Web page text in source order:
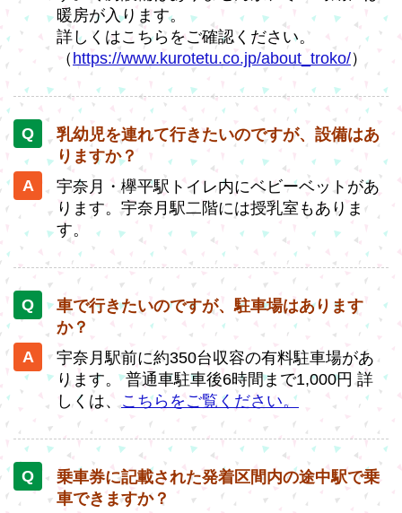
暖房が入ります。
詳しくはこちらをご確認ください。
（ https://www.kurotetu.co.jp/about_troko/）
乳幼児を連れて行きたいのですが、設備はあ
りますか？
宇奈月・欅平駅トイレ内にベビーベットがあ
ります。宇奈月駅二階には授乳室もありま
す。
車で行きたいのですが、駐車場はあります
か？
宇奈月駅前に約350台収容の有料駐車場があ
ります。 普通車駐車後6時間まで1,000円 詳
しくは、こちらをご覧ください。
乗車券に記載された発着区間内の途中駅で乗
車できますか？